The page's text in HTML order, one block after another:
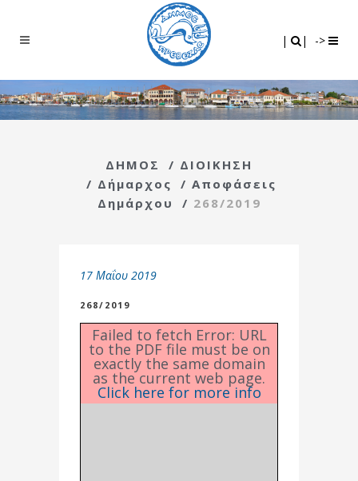
| | ->
ΔΗΜΟΣ / ΔΙΟΙΚΗΣΗ
/ Δήμαρχος / Αποφάσεις
Δημάρχου
/ 268/2019
17 Μαΐου 2019
268/2019
Failed to fetch Error: URL
to the PDF file must be on
exactly the same domain
as the current web page.
Click here for more info